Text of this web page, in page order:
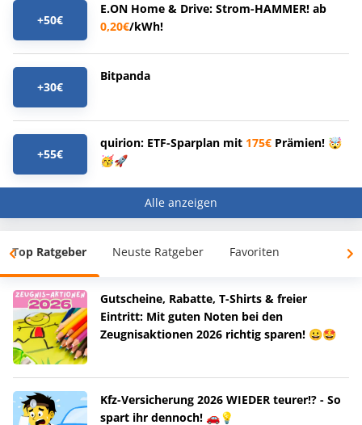
+50€
E.ON Home & Drive: Strom-HAMMER! ab
0,20€/kWh!
+30€
Bitpanda
+55€
quirion: ETF-Sparplan mit 175€ Prämien! 🤯
🥳🚀
Alle anzeigen
Top Ratgeber Neuste Ratgeber Favoriten
Gutscheine, Rabatte, T-Shirts & freier
Eintritt: Mit guten Noten bei den
Zeugnisaktionen 2026 richtig sparen! 😀🤩
Kfz-Versicherung 2026 WIEDER teurer!? - So
spart ihr dennoch! 🚗💡